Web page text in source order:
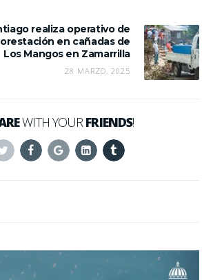
realiza operativo de
en cañadas de
Los Mangos en Zamarrilla
28 MARZO, 2025
WITH YOUR FRIENDS!